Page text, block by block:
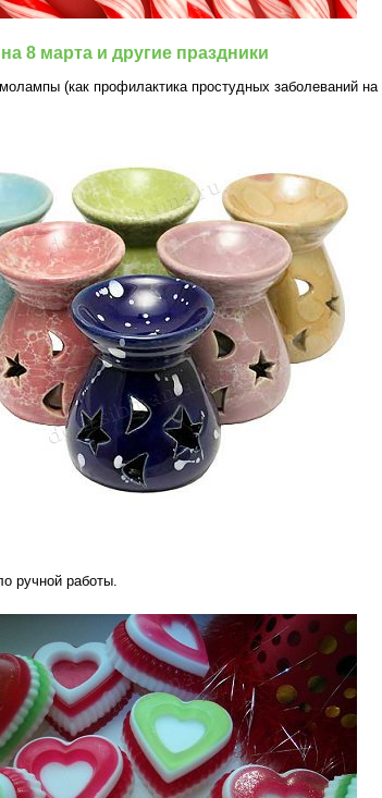
8 марта и другие праздники
(как профилактика простудных заболеваний на
ручной работы.